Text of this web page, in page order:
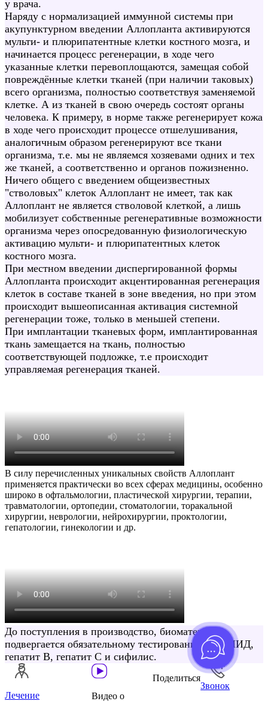
у врача.
Наряду с нормализацией иммунной системы при
акупунктурном введении Аллопланта активируются
мульти- и плюрипатентные клетки костного мозга, и
начинается процесс регенерации, в ходе чего
указанные клетки перевоплощаются, замещая собой
повреждённые клетки тканей (при наличии таковых)
всего организма, полностью соответствуя заменяемой
клетке. А из тканей в свою очередь состоят органы
человека. К примеру, в норме также регенерирует кожа
в ходе чего происходит процессе отшелушивания,
аналогичным образом регенерируют все ткани
организма, т.е. мы не являемся хозяевами одних и тех
же тканей, а соответственно и органов пожизненно.
Ничего общего с введением общеизвестных
"стволовых" клеток Аллоплант не имеет, так как
Аллоплант не является стволовой клеткой, а лишь
мобилизует собственные регенеративные возможности
организма через опосредованную физиологическую
активацию мульти- и плюрипатентных клеток
костного мозга.
При местном введении диспергированной формы
Аллопланта происходит акцентированная регенерация
клеток в составе тканей в зоне введения, но при этом
происходит вышеописанная активация системной
регенерации тоже, только в меньшей степени.
При имплантации тканевых форм, имплантированная
ткань замещается на ткань, полностью
соответствующей подложке, т.е происходит
управляемая регенерация тканей.
В силу перечисленных уникальных свойств Аллоплант
применяется практически во всех сферах медицины, особенно
широко в офтальмологии, пластической хирургии, терапии,
травматологии, ортопедии, стоматологии, торакальной
хирургии, неврологии, нейрохирургии, проктологии,
гепатологии, гинекологии и др.
До поступления в производство, биоматериал
подвергается обязательному тестированию на СПИД,
гепатит В, гепатит C и сифилис.
Лечение Видео о
Поделиться
Звонок